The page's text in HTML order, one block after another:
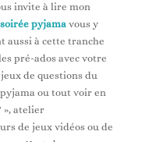
invite à lire mon
pyjamavous y
aussi à cette tranche
pré-ados avec votre
de questions du
ou tout voir en
», atelier
de jeux vidéos ou de